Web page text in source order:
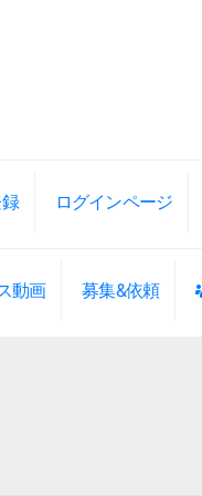
ログインページ
動画 募集&依頼